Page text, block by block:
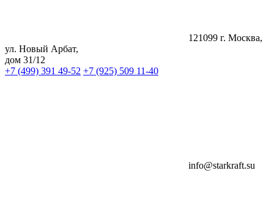
121099 г. Москва,
ул. Новый Арбат,
дом 31/12
+7 (499) 391 49-52 +7 (925) 509 11-40
info@starkraft.su